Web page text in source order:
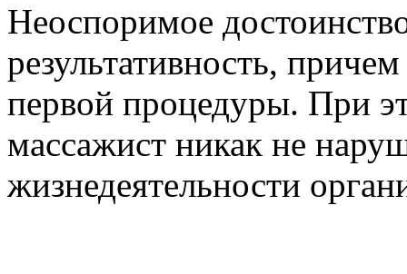
Неоспоримое
результативность,
первой процедуры. При
массажист никак не
жизнедеятельности